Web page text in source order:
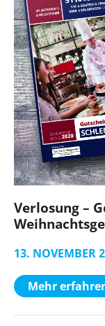
Verlosung –
13. NOVEMBER
Mehr